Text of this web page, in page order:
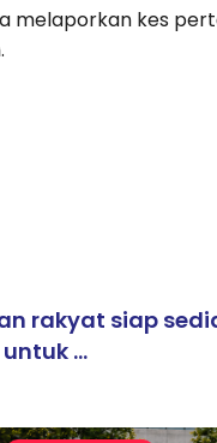
melaporkan kes
rakyat siap
...